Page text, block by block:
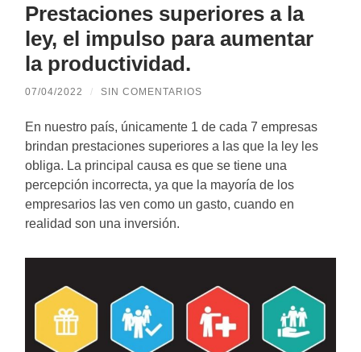
Prestaciones superiores a la
ley, el impulso para aumentar
la productividad.
07/04/2022 / SIN COMENTARIOS
En nuestro país, únicamente 1 de cada 7 empresas
brindan prestaciones superiores a las que la ley les
obliga. La principal causa es que se tiene una
percepción incorrecta, ya que la mayoría de los
empresarios las ven como un gasto, cuando en
realidad son una inversión.